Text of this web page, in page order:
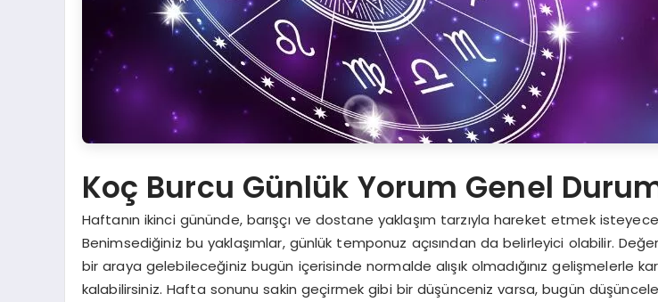
Koç Burcu Günlük Yorum Genel
Haftanın ikinci gününde, barışçı ve dostane yaklaşım tarzıyla hareket etmek
Benimsediğiniz bu yaklaşımlar, günlük temponuz açısından da belirleyici olabilir.
bir araya gelebileceğiniz bugün içerisinde normalde alışık olmadığınız gelişmelerle
kalabilirsiniz. Hafta sonunu sakin geçirmek gibi bir düşünceniz varsa, bugün